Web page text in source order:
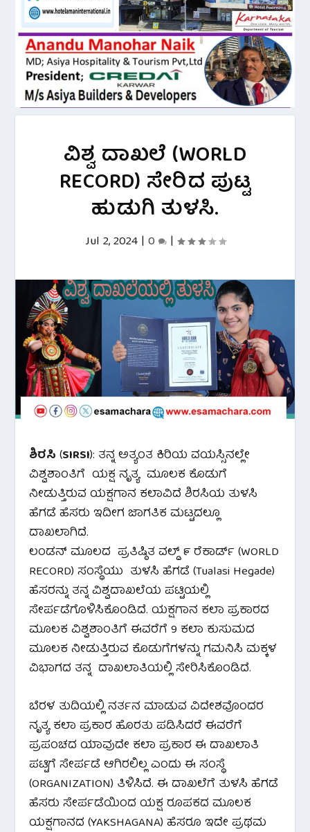
ವಿಶ್ವ ದಾಖಲೆ (WORLD
RECORD) ಸೇರಿದ ಪುಟ್ಟ
ಹುಡುಗಿ ತುಳಸಿ.
Jul 2, 2024| 0 |
ಶಿರಸಿ (SIRSI): ತನ್ನ ಅತ್ಯಂತ‌ ಕಿರಿಯ ವಯಸ್ಸಿನಲ್ಲೇ
ವಿಶ್ವಶಾಂತಿಗೆ ಯಕ್ಷ ನೃತ್ಯ ಮೂಲಕ ಕೊಡುಗೆ
ನೀಡುತ್ತಿರುವ ಯಕ್ಷಗಾನ ಕಲಾವಿದೆ ಶಿರಸಿಯ ತುಳಸಿ
ಹೆಗಡೆ ಹೆಸರು ಇದೀಗ ಜಾಗತಿಕ ಮಟ್ಟದಲ್ಲೂ
ದಾಖಲಾಗಿದೆ.
ಲಂಡನ್ ಮೂಲದ ಪ್ರತಿಷ್ಠಿತ ವಲ್ಡ್ ೯ ರೆಕಾರ್ಡ್ (WORLD
RECORD) ಸಂಸ್ಥೆಯು ತುಳಸಿ ಹೆಗಡೆ (Tualasi Hegade)
ಹೆಸರನ್ನು ತನ್ನ ವಿಶ್ವದಾಖಲೆಯ ಪಟ್ಟಿಯಲ್ಲಿ
ಸೇರ್ಪಡೆಗೊಳಿಸಿಕೊಂಡಿದೆ. ಯಕ್ಷಗಾನ ಕಲಾ‌ ಪ್ರಕಾರದ
ಮೂಲಕ ವಿಶ್ವಶಾಂತಿಗೆ ಈವರೆಗೆ 9 ಕಲಾ ಕುಸುಮದ
ಮೂಲಕ ನೀಡುತ್ತಿರುವ ಕೊಡುಗೆಗಳನ್ನು ಗಮನಿಸಿ ಮಕ್ಕಳ
ವಿಭಾಗದ ತನ್ನ ದಾಖಲಾತಿಯಲ್ಲಿ ಸೇರಿಸಿಕೊಂಡಿದೆ.
ಬೆರಳ ತುದಿಯಲ್ಲಿ ನರ್ತನ ಮಾಡುವ ವಿದೇಶವೊಂದರ
ನೃತ್ಯ ಕಲಾ ಪ್ರಕಾರ ಹೊರತು ಪಡಿಸಿದರೆ ಈವರೆಗೆ
ಪ್ರಪಂಚದ ಯಾವುದೇ ಕಲಾ ಪ್ರಕಾರ ಈ‌ ದಾಖಲಾತಿ
ಪಟ್ಟಿಗೆ ಸೇರ್ಪಡೆ ಆಗಿರಲಿಲ್ಲ ಎಂದು ಈ ಸಂಸ್ಥೆ
(ORGANIZATION) ತಿಳಿಸಿದೆ. ಈ ದಾಖಲೆಗೆ ತುಳಸಿ ಹೆಗಡೆ
ಹೆಸರು ಸೇರ್ಪಡೆಯಿಂದ ಯಕ್ಷ ರೂಪಕದ ಮೂಲಕ
ಯಕ್ಷಗಾನದ (YAKSHAGANA) ಹೆಸರೂ ಇದೇ ಪ್ರಥಮ